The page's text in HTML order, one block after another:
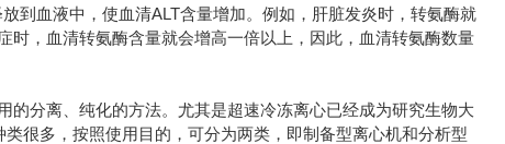
到血液中，使血清ALT含量增加。例如，肝脏发炎时，转氨酶就
，血清转氨酶含量就会增高一倍以上，因此，血清转氨酶数量
分离、纯化的方法。尤其是超速冷冻离心已经成为研究生物大
很多，按照使用目的，可分为两类，即制备型离心机和分析型